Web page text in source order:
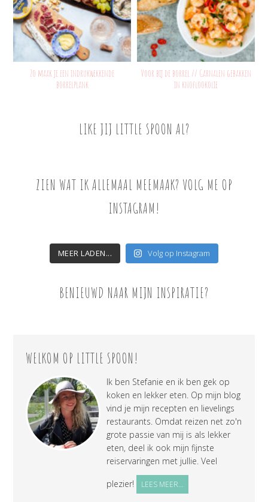
Zo maak je een indrukwekkende
borrelplank
Voor bij de borrel // Garnalen gebakken
in knoflookolie
LIKE JIJ LITTLE SPOON AL?
ZIEN WAT IK ALLEMAAL MEEMAAK? VOLG ME OP
INSTAGRAM!
MEER LADEN... Volg op Instagram
BENIEUWD NAAR MIJN INSPIRATIE?
WELKOM OP LITTLE SPOON!
Ik ben Stefanie en ik ben gek op
koken en lekker eten. Op mijn blog
vind je mijn recepten en lievelings
restaurants. Omdat reizen net zo'n
grote passie van mij is als lekker
eten, deel ik ook mijn fijnste
reiservaringen met jullie. Veel
plezier!
LEES MEER...